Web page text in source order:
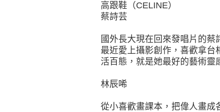
高跟鞋（CELINE）
蔡詩芸
國外長大現在回來發唱片的
最近愛上攝影創作，喜歡拿台
活百態，就是她最好的藝術靈
林辰唏
從小喜歡畫課本，把偉人畫成